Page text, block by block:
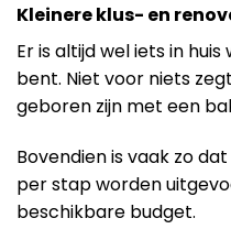
Kleinere klus- en
Er is altijd wel iets in
bent. Niet voor niets
geboren zijn met een
Bovendien is vaak zo
per stap worden
beschikbare budget.